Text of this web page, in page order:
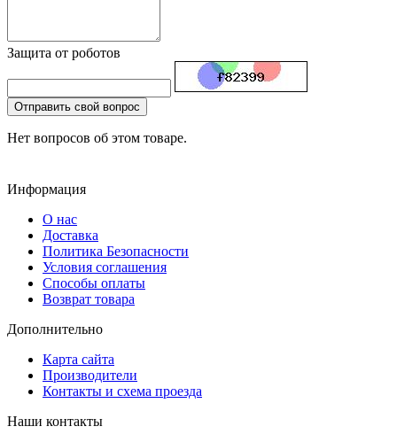
Защита от роботов
Отправить свой вопрос
Нет вопросов об этом товаре.
Информация
О нас
Доставка
Политика Безопасности
Условия соглашения
Способы оплаты
Возврат товара
Дополнительно
Карта сайта
Производители
Контакты и схема проезда
Наши контакты